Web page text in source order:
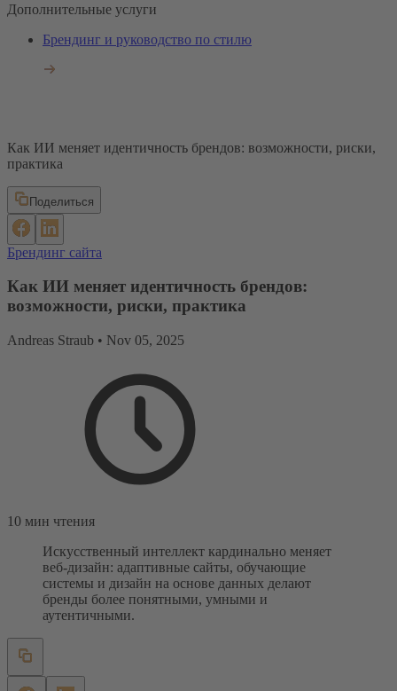
Дополнительные услуги
Брендинг и руководство по стилю
Как ИИ меняет идентичность брендов: возможности, риски,
практика
Поделиться
Брендинг сайта
Как ИИ меняет идентичность брендов:
возможности, риски, практика
Andreas Straub • Nov 05, 2025
10 мин чтения
Искусственный интеллект кардинально меняет
веб-дизайн: адаптивные сайты, обучающие
системы и дизайн на основе данных делают
бренды более понятными, умными и
аутентичными.